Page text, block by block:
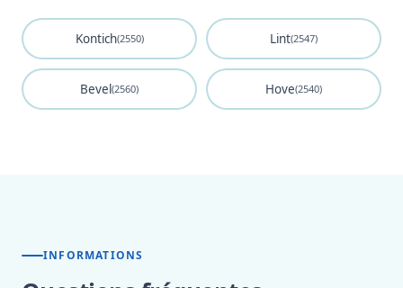
Kontich(2550) Lint(2547)
Bevel(2560) Hove(2540)
INFORMATIONS